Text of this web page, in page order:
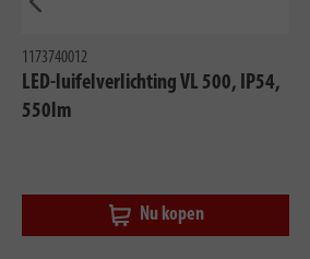
1173740012
LED-luifelverlichting VL 500, IP54,
550lm
Nu kopen